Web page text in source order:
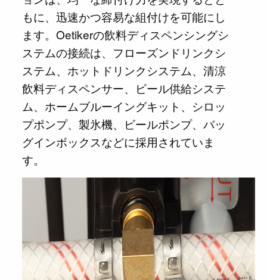
もに、迅速かつ容易な組付けを可能にし
ます。Oetikerの飲料ディスペンシングシ
ステムの接続は、フローズンドリンクシ
ステム、ホットドリンクシステム、清涼
飲料ディスペンサー、ビール供給システ
ム、ホームブルーイングキット、シロッ
プポンプ、製氷機、ビールポンプ、バッ
グインボックスなどに採用されていま
す。